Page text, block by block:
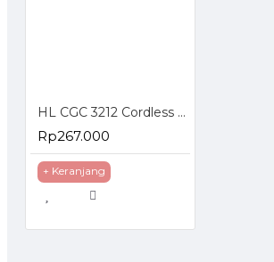
HL CGC 3212 Cordless Grass Cutter 12V Mesin Potong Rumput Baterai
Rp267.000
+ Keranjang